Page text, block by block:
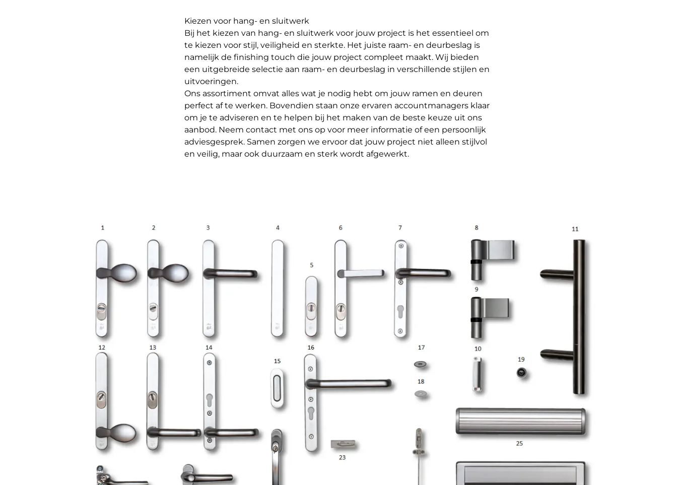
Kiezen voor hang- en sluitwerk
Bij het kiezen van hang- en sluitwerk voor jouw project is het essentieel om
te kiezen voor stijl, veiligheid en sterkte. Het juiste raam- en deurbeslag is
namelijk de finishing touch die jouw project compleet maakt. Wij bieden
een uitgebreide selectie aan raam- en deurbeslag in verschillende stijlen en
uitvoeringen.
Ons assortiment omvat alles wat je nodig hebt om jouw ramen en deuren
perfect af te werken. Bovendien staan onze ervaren accountmanagers klaar
om je te adviseren en te helpen bij het maken van de beste keuze uit ons
aanbod. Neem contact met ons op voor meer informatie of een persoonlijk
adviesgesprek. Samen zorgen we ervoor dat jouw project niet alleen stijlvol
en veilig, maar ook duurzaam en sterk wordt afgewerkt.